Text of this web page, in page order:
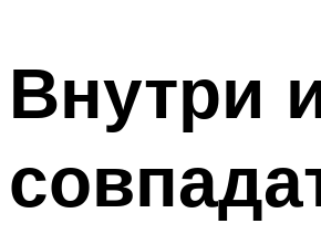
Внутри